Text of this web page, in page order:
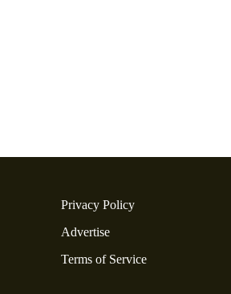
Privacy Policy
Advertise
Terms of Service